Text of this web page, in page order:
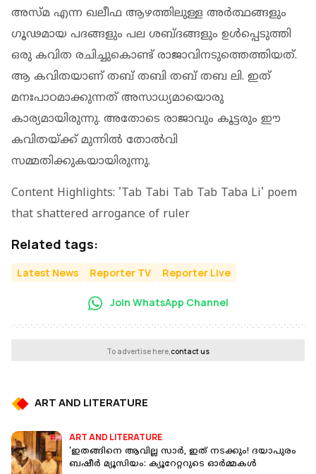
അസ്മ എന്ന ഖലീഫ ആഴത്തിലുള്ള അർത്ഥങ്ങളും
ഗൂഢമായ പദങ്ങളും പല ശബ്ദങ്ങളും ഉൾപ്പെടുത്തി
ഒരു കവിത രചിച്ചുകൊണ്ട് രാജാവിനടുത്തെത്തിയത്.
ആ കവിതയാണ് തബ് തബി തബ് തബ ലി. ഇത്
മനഃപാഠമാക്കുന്നത് അസാധ്യമായൊരു
കാര്യമായിരുന്നു. അതോടെ രാജാവും കൂട്ടരും ഈ
കവിതയ്ക്ക് മുന്നിൽ തോൽവി
സമ്മതിക്കുകയായിരുന്നു.
Content Highlights: 'Tab Tabi Tab Tab Taba Li' poem
that shattered arrogance of ruler
Related tags:
Latest News Reporter TV Reporter Live
Join WhatsApp Channel
To advertise here,contact us
ART AND LITERATURE
ART AND LITERATURE
'ഇതങ്ങിനെ ആവില്ല സാര്‍, ഇത് നടക്കും! ദയാപുരം
ബഷീര്‍ മ്യൂസിയം: ക്യൂറേറ്ററുടെ ഓര്‍മ്മകള്‍